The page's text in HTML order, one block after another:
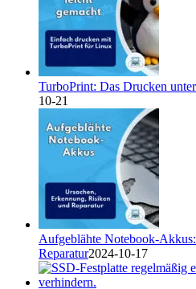
TurboPrint: Das Drucken
10-21
Aufgeblähte Notebook-
Reparatur2024-10-17